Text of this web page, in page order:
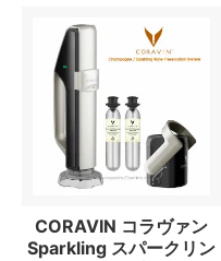
CORAVIN コラヴァン
Sparkling スパークリン